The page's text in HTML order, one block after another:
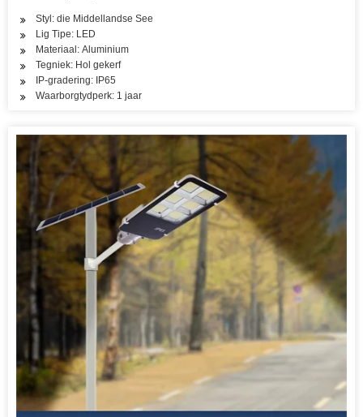
Styl: die Middellandse See
Lig Tipe: LED
Materiaal: Aluminium
Tegniek: Hol gekerf
IP-gradering: IP65
Waarborgtydperk: 1 jaar